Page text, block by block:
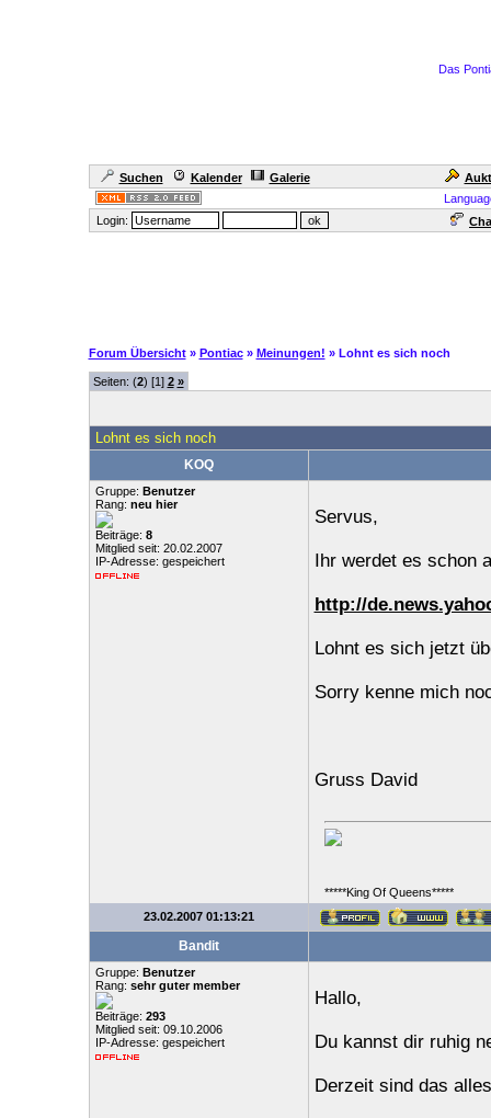
Das
Suchen Kalender Galerie
Login:
Forum Übersicht » Pontiac » Meinungen! » Lohnt es sich noch
Seiten: (2) [1] 2 »
Lohnt es sich noch
KOQ
Gruppe: Benutzer
Rang: neu hier
Beiträge: 8
Mitglied seit: 20.02.2007
IP-Adresse: gespeichert
Servus,
Ihr werdet es schon
http://
Lohnt es sich jetzt
Sorry kenne mich
Gruss David
*****King Of Queens*****
23.02.2007 01:13:21
Bandit
Gruppe: Benutzer
Rang: sehr guter member
Beiträge: 293
Mitglied seit: 09.10.2006
IP-Adresse: gespeichert
Hallo,
Du kannst dir ruhig
Derzeit sind das